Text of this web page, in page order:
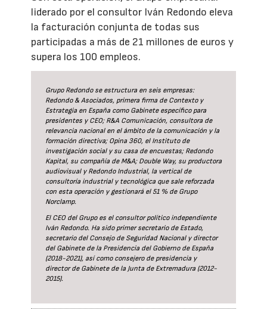
liderado por el consultor Iván Redondo eleva
la facturación conjunta de todas sus
participadas a más de 21 millones de euros y
supera los 100 empleos.
Grupo Redondo se estructura en seis empresas:
Redondo & Asociados, primera firma de Contexto y
Estrategia en España como Gabinete específico para
presidentes y CEO; R&A Comunicación, consultora de
relevancia nacional en el ámbito de la comunicación y la
formación directiva; Opina 360, el Instituto de
investigación social y su casa de encuestas; Redondo
Kapital, su compañía de M&A; Double Way, su productora
audiovisual y Redondo Industrial, la vertical de
consultoría industrial y tecnológica que sale reforzada
con esta operación y gestionará el 51 % de Grupo
Norclamp.
El CEO del Grupo es el consultor político independiente
Iván Redondo. Ha sido primer secretario de Estado,
secretario del Consejo de Seguridad Nacional y director
del Gabinete de la Presidencia del Gobierno de España
(2018-2021), así como consejero de presidencia y
director de Gabinete de la Junta de Extremadura (2012-
2015).